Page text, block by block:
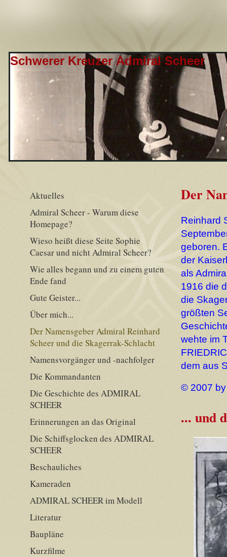
Schwerer Kreuzer Admiral Scheer
Der
Reinhard
geboren.
der
als
1916 die
die
größten
wehte im
dem aus
© 2007
... und
Aktuelles
Admiral Scheer - Warum diese
Homepage?
Wieso heißt diese Seite Sophie
Caesar und nicht Admiral Scheer?
Wie alles begann und zu einem guten
Ende fand
Gute Geister...
Über mich...
Der Namensgeber Admiral Reinhard
Scheer und die Skagerrak-Schlacht
Namensvorgänger und -nachfolger
Die Kommandanten
Die Geschichte des ADMIRAL
SCHEER
Erinnerungen an das Original
Die Schiffsglocken des ADMIRAL
SCHEER
Beschauliches
Kameraden
ADMIRAL SCHEER im Modell
Literatur
Baupläne
Kurzfilme